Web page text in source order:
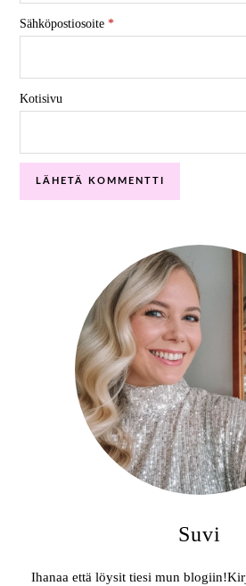
Sähköpostiosoite*
Kotisivu
Suvi
Ihanaa että löysit tiesi mun